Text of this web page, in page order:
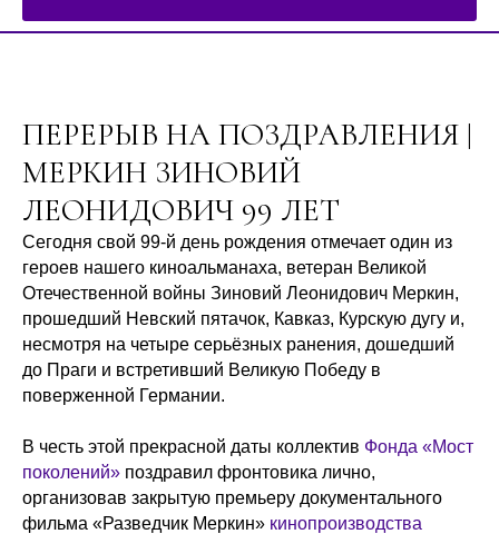
ПЕРЕРЫВ НА ПОЗДРАВЛЕНИЯ |
МЕРКИН ЗИНОВИЙ
ЛЕОНИДОВИЧ 99 ЛЕТ
Сегодня свой 99-й день рождения отмечает один из
героев нашего киноальманаха, ветеран Великой
Отечественной войны Зиновий Леонидович Меркин,
прошедший Невский пятачок, Кавказ, Курскую дугу и,
несмотря на четыре серьёзных ранения, дошедший
до Праги и встретивший Великую Победу в
поверженной Германии.
В честь этой прекрасной даты коллектив Фонда «Мост
поколений» поздравил фронтовика лично,
организовав закрытую премьеру документального
фильма «Разведчик Меркин» кинопроизводства